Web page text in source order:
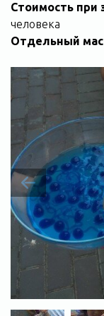
Стоимость при
человека
Отдельный